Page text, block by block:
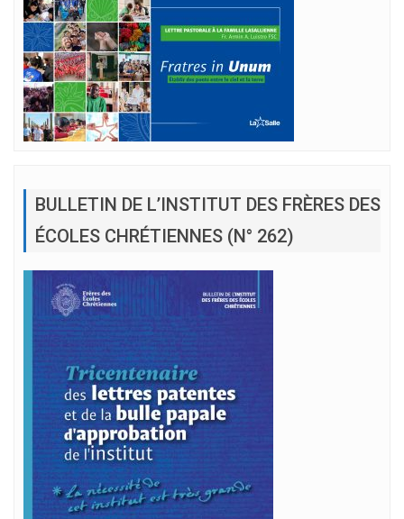
BULLETIN DE L’INSTITUT DES FRÈRES DES
ÉCOLES CHRÉTIENNES (N° 262)